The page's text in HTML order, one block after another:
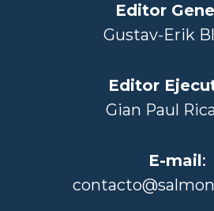
Editor
Gustav-Erik
Editor
Gian Paul
E-mail: